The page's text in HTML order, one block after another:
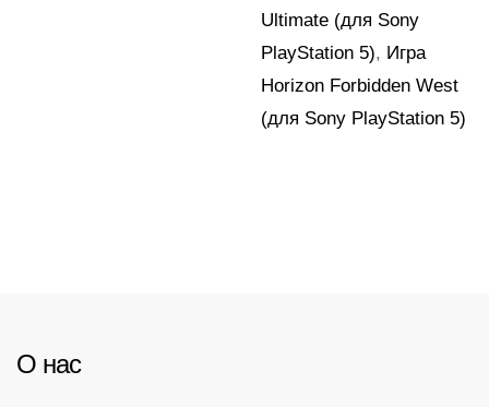
Ultimate (для Sony
PlayStation 5), Игра
Horizon Forbidden West
(для Sony PlayStation 5)
О нас